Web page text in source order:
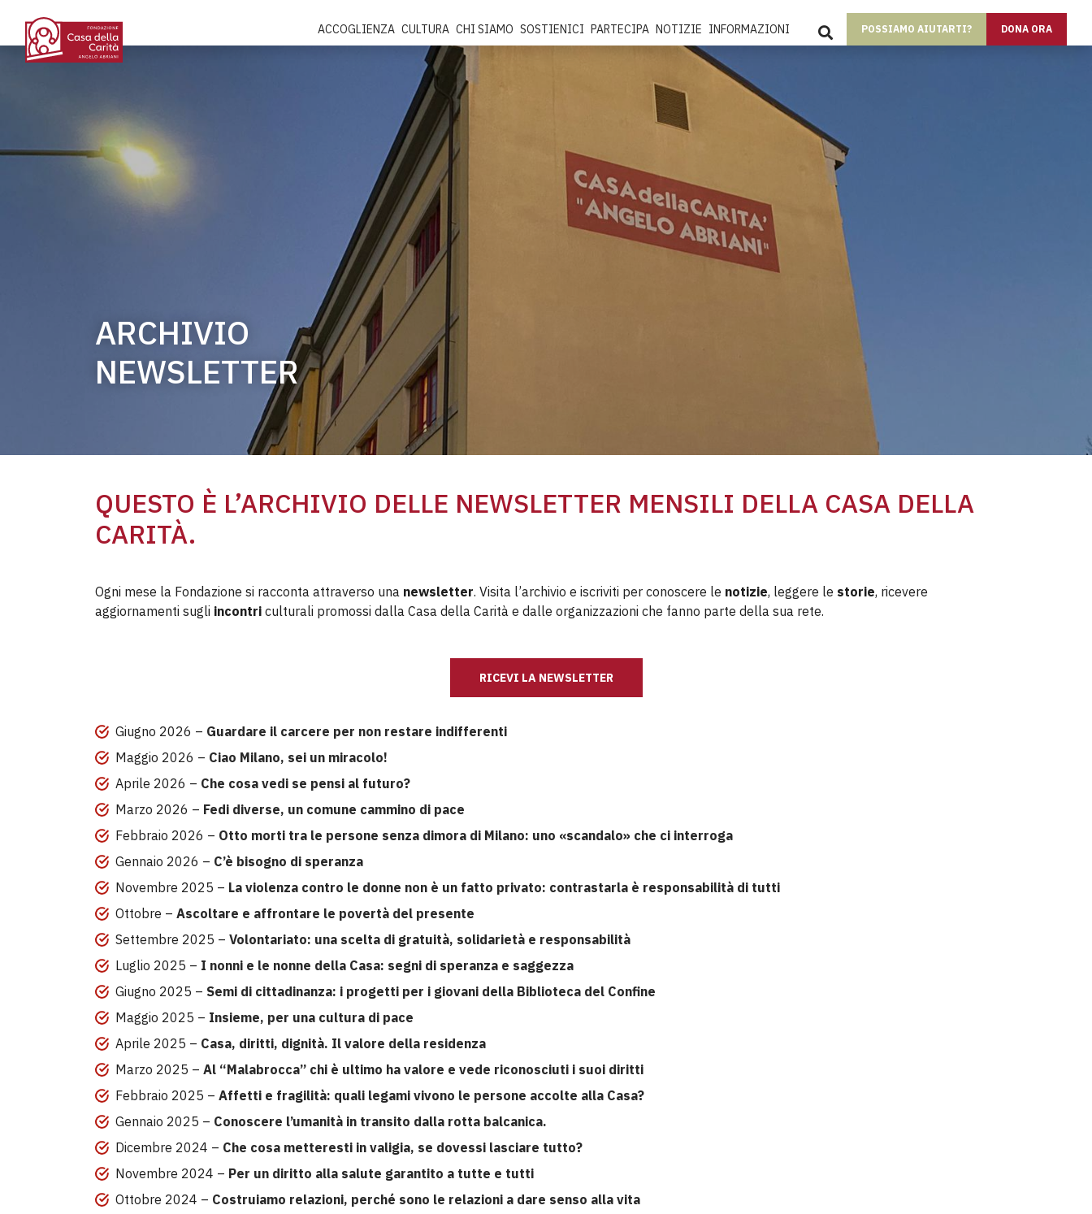
ACCOGLIENZA CULTURA CHI SIAMO SOSTIENICI PARTECIPA NOTIZIE INFORMAZIONI POSSIAMO AIUTARTI? DONA ORA
ARCHIVIO
NEWSLETTER
QUESTO È L’ARCHIVIO DELLE NEWSLETTER MENSILI DELLA CASA DELLA
CARITÀ.
Ogni mese la Fondazione si racconta attraverso una newsletter. Visita l’archivio e iscriviti per conoscere le notizie, leggere le storie, ricevere
aggiornamenti sugli incontri culturali promossi dalla Casa della Carità e dalle organizzazioni che fanno parte della sua rete.
RICEVI LA NEWSLETTER
Giugno 2026 – Guardare il carcere per non restare indifferenti
Maggio 2026 – Ciao Milano, sei un miracolo!
Aprile 2026 – Che cosa vedi se pensi al futuro?
Marzo 2026 – Fedi diverse, un comune cammino di pace
Febbraio 2026 – Otto morti tra le persone senza dimora di Milano: uno «scandalo» che ci interroga
Gennaio 2026 – C’è bisogno di speranza
Novembre 2025 – La violenza contro le donne non è un fatto privato: contrastarla è responsabilità di tutti
Ottobre – Ascoltare e affrontare le povertà del presente
Settembre 2025 – Volontariato: una scelta di gratuità, solidarietà e responsabilità
Luglio 2025 – I nonni e le nonne della Casa: segni di speranza e saggezza
Giugno 2025 – Semi di cittadinanza: i progetti per i giovani della Biblioteca del Confine
Maggio 2025 – Insieme, per una cultura di pace
Aprile 2025 – Casa, diritti, dignità. Il valore della residenza
Marzo 2025 – Al “Malabrocca” chi è ultimo ha valore e vede riconosciuti i suoi diritti
Febbraio 2025 – Affetti e fragilità: quali legami vivono le persone accolte alla Casa?
Gennaio 2025 – Conoscere l’umanità in transito dalla rotta balcanica.
Dicembre 2024 – Che cosa metteresti in valigia, se dovessi lasciare tutto?
Novembre 2024 – Per un diritto alla salute garantito a tutte e tutti
Ottobre 2024 – Costruiamo relazioni, perché sono le relazioni a dare senso alla vita